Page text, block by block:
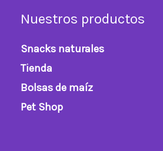
Nuestros productos
Snacks naturales
Tienda
Bolsas de maíz
Pet Shop